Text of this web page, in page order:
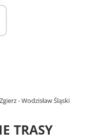
Zgierz - Wodzisław Śląski
TRASY